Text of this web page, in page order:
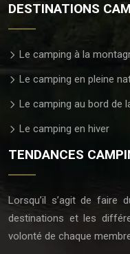
DESTINATIONS
Le camping à la
Le camping en pleine
Le camping au bord de
Le camping en hiver
TENDANCES
Lorsqu’il s’agit de faire
destinations et les
volonté de chaque